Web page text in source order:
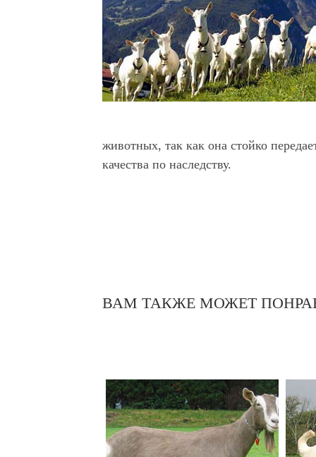
животных, так как она стойко
качества по наследству.
ВАМ ТАКЖЕ МОЖЕТ